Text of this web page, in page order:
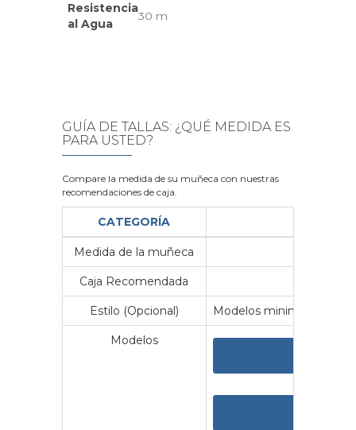
Resistencia
al Agua
30 m
GUÍA DE TALLAS: ¿QUÉ MEDIDA ES
PARA USTED?
Compare la medida de su muñeca con nuestras
recomendaciones de caja.
CATEGORÍA
Medida de la muñeca
Caja Recomendada
Estilo (Opcional) Modelos minimalistas y
Modelos